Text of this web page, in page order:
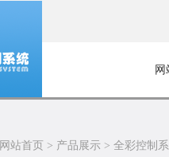
网
网站首页 > 产品展示 > 全彩控制